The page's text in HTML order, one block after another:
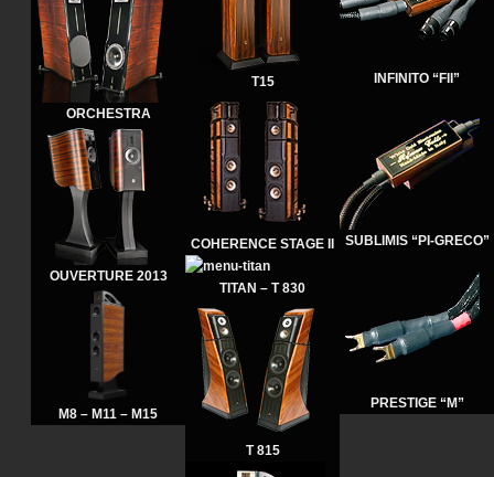
ORCHESTRA
OUVERTURE 2013
M8 – M11 – M15
T15
COHERENCE STAGE II
TITAN – T 830
T 815
INFINITO “FII”
SUBLIMIS “PI-GRECO”
PRESTIGE “M”